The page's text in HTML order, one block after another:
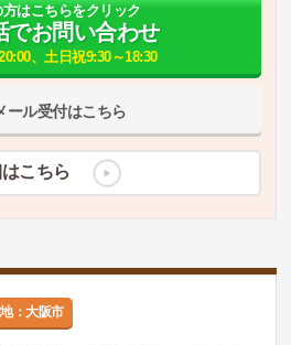
ール受付はこちら
方はこちらをクリック
でお問い合わせ
、土日祝9:30～18:30
こちら
：大阪市